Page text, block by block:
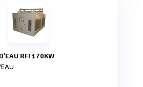
D'EAU RFI 170KW